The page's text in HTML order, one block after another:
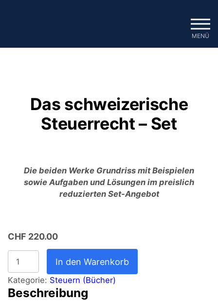
MENÜ
Das schweizerische
Steuerrecht – Set
Die beiden Werke Grundriss mit Beispielen
sowie Aufgaben und Lösungen im preislich
reduzierten Set-Angebot
CHF 220.00
schweizerische
Steuerrecht
-
In den Warenkorb
Kategorie: Steuern (Bücher)
Beschreibung